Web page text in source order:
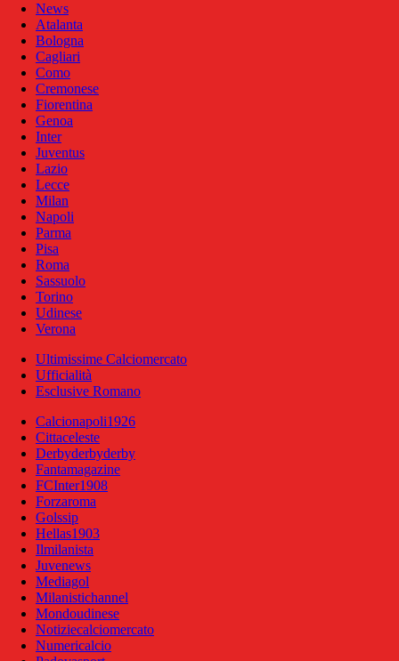
News
Atalanta
Bologna
Cagliari
Como
Cremonese
Fiorentina
Genoa
Inter
Juventus
Lazio
Lecce
Milan
Napoli
Parma
Pisa
Roma
Sassuolo
Torino
Udinese
Verona
Ultimissime Calciomercato
Ufficialità
Esclusive Romano
Calcionapoli1926
Cittaceleste
Derbyderbyderby
Fantamagazine
FCInter1908
Forzaroma
Golssip
Hellas1903
Ilmilanista
Juvenews
Mediagol
Milanistichannel
Mondoudinese
Notiziecalciomercato
Numericalcio